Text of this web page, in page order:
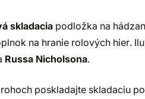
skladacia podložka na
na hranie rolových hier.
Russa Nicholsona.
poskladajte skladaciu